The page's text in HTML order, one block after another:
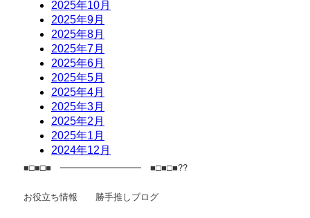
■□■□■ ━━━━━━━━━ ■□■□■??
お役立ち情報 勝手推しブログ